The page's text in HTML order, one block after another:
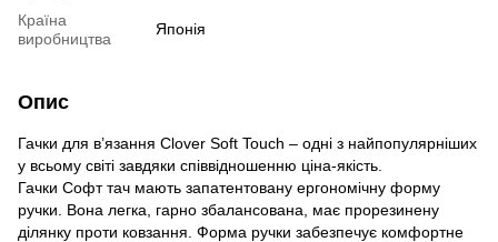
Країна
виробництва
Японія
Опис
Гачки для в’язання Clover Soft Touch – одні з найпопулярніших
у всьому світі завдяки співвідношенню ціна-якість.
Гачки Софт тач мають запатентовану ергономічну форму
ручки. Вона легка, гарно збалансована, має прорезинену
ділянку проти ковзання. Форма ручки забезпечує комфортне